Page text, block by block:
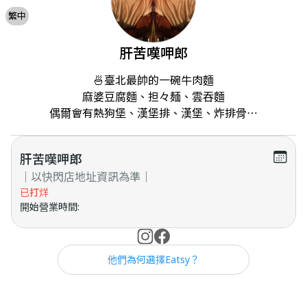
繁中
肝苦嘆呷郎
🍜臺北最帥的一碗牛肉麵
麻婆豆腐麵、担々麺、雲吞麵
偶爾會有熱狗堡、漢堡排、漢堡、炸排骨⋯
肝苦嘆呷郎
｜以快閃店地址資訊為準｜
已打烊
開始營業時間:
他們為何選擇Eatsy？